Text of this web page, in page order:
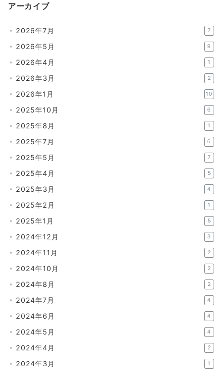
アーカイブ
2026年7月 7
2026年5月 9
2026年4月 1
2026年3月 2
2026年1月 10
2025年10月 6
2025年8月 1
2025年7月 6
2025年5月 7
2025年4月 5
2025年3月 4
2025年2月 1
2025年1月 5
2024年12月 3
2024年11月 2
2024年10月 2
2024年8月 2
2024年7月 4
2024年6月 4
2024年5月 4
2024年4月 2
2024年3月 1